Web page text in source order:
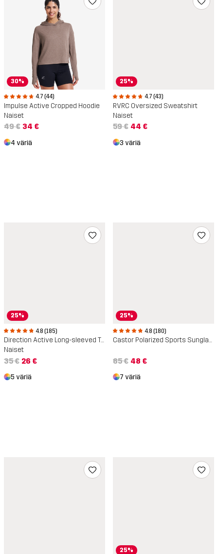
30%
4.7 (44)
Impulse Active Cropped Hoodie
Naiset
49 € 34 €
4 väriä
25%
4.7 (43)
RVRC Oversized Sweatshirt
Naiset
59 € 44 €
3 väriä
25%
4.8 (185)
Direction Active Long-sleeved T-shirt
Naiset
35 € 26 €
5 väriä
25%
4.8 (180)
Castor Polarized Sports Sunglasses
65 € 48 €
7 väriä
25%